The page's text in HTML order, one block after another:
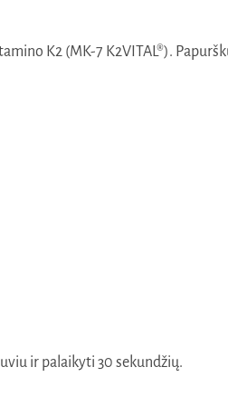
K2 (MK-7 K2VITAL®).
ir palaikyti 30 sekundžių.